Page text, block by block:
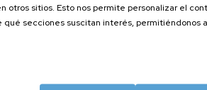
otros sitios. Esto nos permite personalizar el
secciones suscitan interés, permitiéndonos